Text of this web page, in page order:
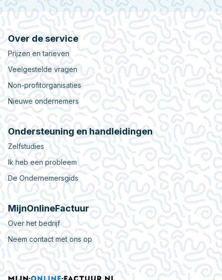
Over de service
Prijzen en tarieven
Veelgestelde vragen
Non-profitorganisaties
Nieuwe ondernemers
Ondersteuning en handleidingen
Zelfstudies
Ik heb een probleem
De Ondernemersgids
MijnOnlineFactuur
Over het bedrijf
Neem contact met ons op